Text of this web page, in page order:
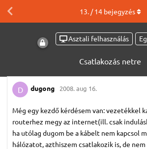
Asztali felhasználás
Csatlakozás netre
13. /14bejegyzés
D dugong 2008. aug 16.
Még egy kezdő kérdésem van: vezetékkel
routerhez megy az internet(ill. csak
ha utólag dugom be a kábelt nem kapcsol
hálózatot, azthiszem csatlakozik is, de